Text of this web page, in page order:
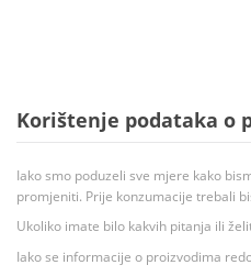
Korištenje podataka o
Iako smo poduzeli sve mjere kako
promjeniti. Prije konzumacije trebali
Ukoliko imate bilo kakvih pitanja ili
Iako se informacije o proizvodima